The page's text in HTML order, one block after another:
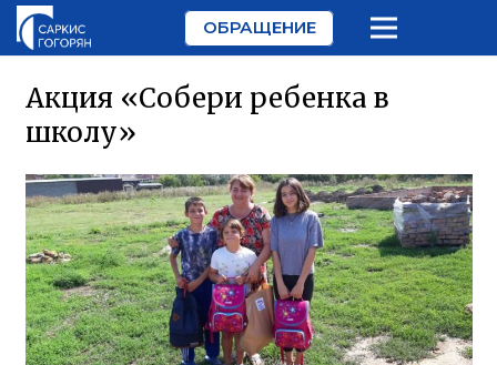
ОБРАЩЕНИЕ
Акция «Собери ребенка в
школу»